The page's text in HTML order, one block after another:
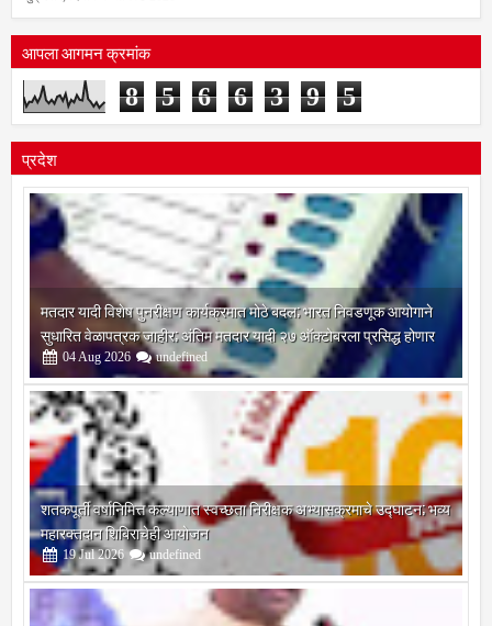
शुक्रवार, दिनांक 7 ऑगस्ट 2026
आपला आगमन क्रमांक
8 5 6 6 3 9 5
प्रदेश
मतदार यादी विशेष पुनरीक्षण कार्यक्रमात मोठे बदल; भारत निवडणूक आयोगाने
सुधारित वेळापत्रक जाहीर; अंतिम मतदार यादी २७ ऑक्टोबरला प्रसिद्ध होणार
04Aug 2026 undefined
शतकपूर्ती वर्षानिमित्त कल्याणात स्वच्छता निरीक्षक अभ्यासक्रमाचे उद्घाटन; भव्य
महारक्तदान शिबिराचेही आयोजन
19 Jul 2026 undefined